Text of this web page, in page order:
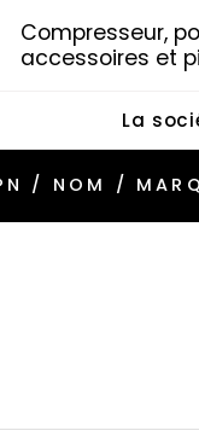
Compresseur,
accessoires et
La